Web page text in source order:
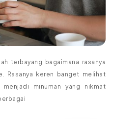
terbayang bagaimana rasanya
Rasanya keren banget melihat
minuman yang nikmat